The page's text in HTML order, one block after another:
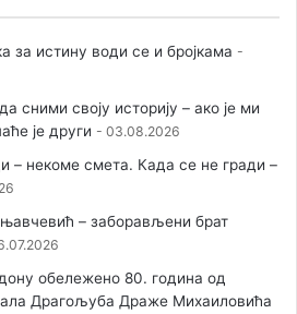
за истину води се и бројкама
сними своју историју – ако је ми
је други
03.08.2026
– некоме смета. Када се не гради –
– заборављени брат
обележено 80. година од
Драгољуба Драже Михаиловића